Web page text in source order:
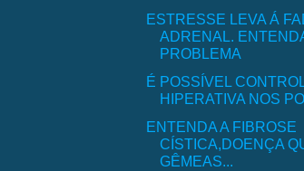
ESTRESSE LEVA Á
ADRENAL.
PROBLEMA
É POSSÍVEL
HIPERATIVA NOS
ENTENDA A FIBROSE
CÍSTICA,DOENÇA
GÊMEAS...